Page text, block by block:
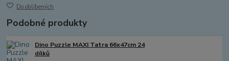
Do oblíbených
Podobné produkty
Dino Puzzle MAXI Tatra 66x47cm 24
dílků